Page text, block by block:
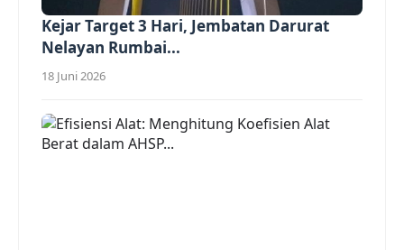
Kejar Target 3 Hari, Jembatan Darurat
Nelayan Rumbai...
18 Juni 2026